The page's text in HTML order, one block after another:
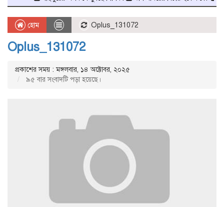
হোম Oplus_131072
Oplus_131072
প্রকাশের সময় : মঙ্গলবার, ১৪ অক্টোবর, ২০২৫
৯৫ বার সংবাদটি পড়া হয়েছে।